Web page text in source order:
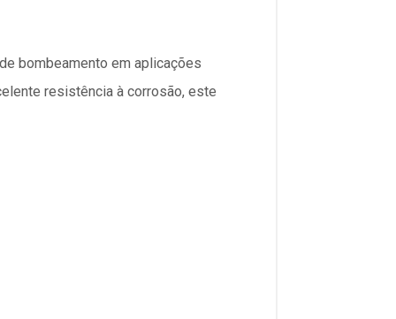
bombeamento em aplicações
resistência à corrosão, este